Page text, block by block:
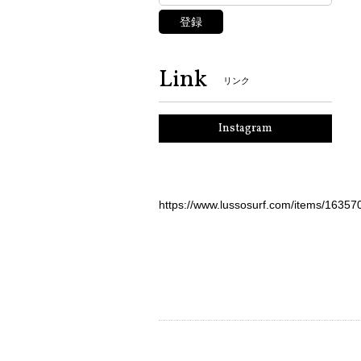
登録
Link リンク
Instagram
https://www.lussosurf.com/items/